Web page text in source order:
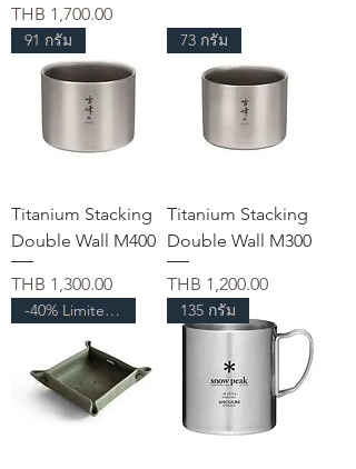
Price
THB 1,700.00
91 กรัม
Titanium Stacking
Double Wall M400
Price
THB 1,300.00
73 กรัม
Titanium Stacking
Double Wall M300
Price
THB 1,200.00
-40% Limited Time 135 กรัม